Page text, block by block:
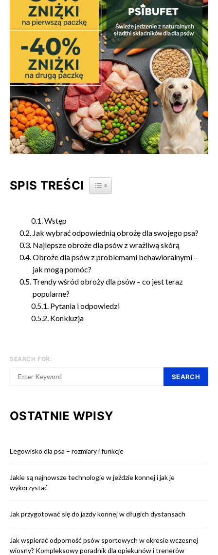
SPIS TREŚCI TOGGLE TABLE OF CONTENT
Wstęp
Jak wybrać odpowiednią obrożę dla swojego psa?
Najlepsze obroże dla psów z wrażliwą skórą
Obroże dla psów z problemami behawioralnymi –
jak mogą pomóc?
Trendy wśród obroży dla psów – co jest teraz
popularne?
Pytania i odpowiedzi
Konkluzja
SEARCH FOR:
SEARCH
OSTATNIE WPISY
Legowisko dla psa – rozmiary i funkcje
Jakie są najnowsze technologie w jeździe konnej i jak je
wykorzystać
Jak przygotować się do jazdy konnej w długich dystansach
Jak wspierać odporność psów sportowych w okresie wczesnej
wiosny? Kompleksowy poradnik dla opiekunów i trenerów